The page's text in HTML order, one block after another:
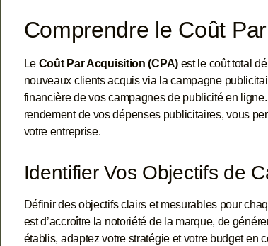
Comprendre le Coût
Le Coût Par Acquisition (CPA)est le coût total
nouveaux clients acquis via la campagne
financière de vos campagnes de publicité en
rendement de vos dépenses publicitaires, vous
votre entreprise.
Identifier Vos Objectifs de
Définir des objectifs clairs et mesurables pour
est d’accroître la notoriété de la marque, de
établis, adaptez votre stratégie et votre budget en